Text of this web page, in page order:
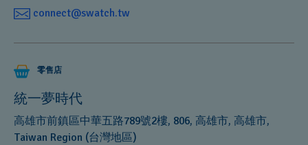
需要其他幫助？
客服專線 :
寄email 給我們
it
no
to
you.
connect@swatch.tw
零售店
統一夢時代
高雄市前鎮區中華五路789號2樓, 806, 高雄市, 高雄市,
Taiwan Region (台灣地區)